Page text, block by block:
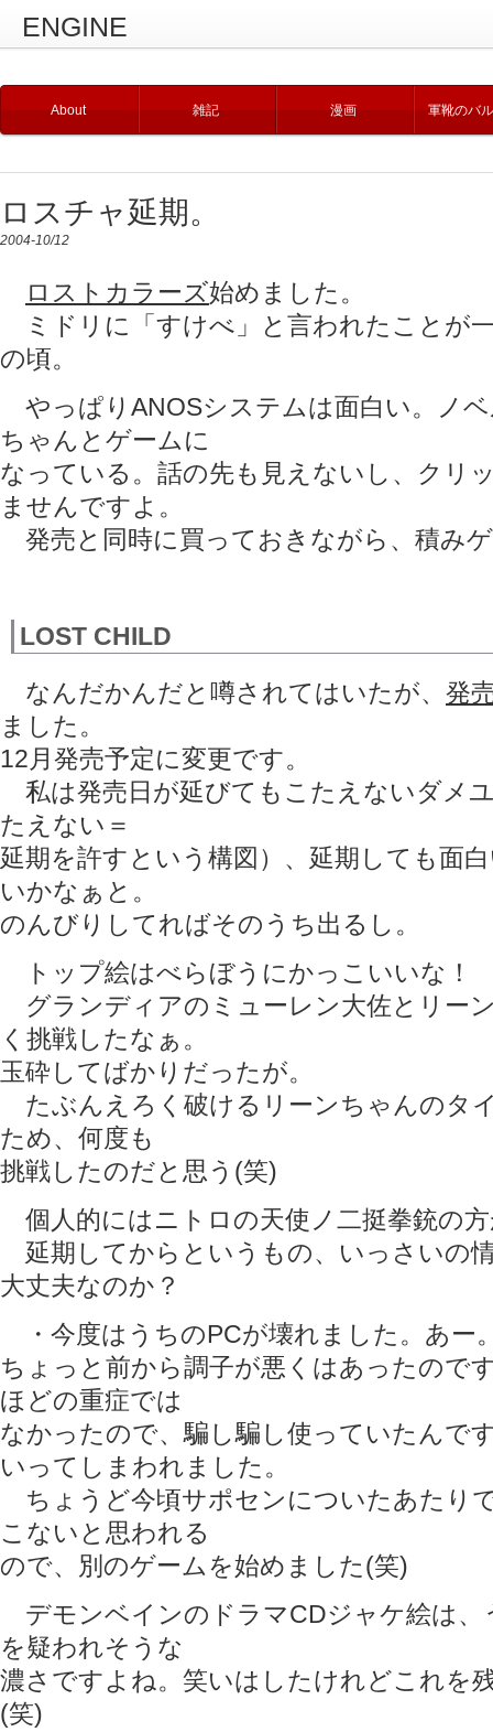
ENGINE
About 雑記 漫画 軍靴のバ
ロスチャ延期。
2004-10/12
ロストカラーズ始めました。
ミドリに「すけべ」と言われたことが
の頃。
やっぱりANOSシステムは面白い。ノ
ちゃんとゲームに
なっている。話の先も見えないし、クリ
ませんですよ。
発売と同時に買っておきながら、積み
LOST CHILD
なんだかんだと噂されてはいたが、 発
ました。
12月発売予定に変更です。
私は発売日が延びてもこたえないダメ
たえない＝
延期を許すという構図）、延期しても面
いかなぁと。
のんびりしてればそのうち出るし。
トップ絵はべらぼうにかっこいいな！
グランディアのミューレン大佐とリー
く挑戦したなぁ。
玉砕してばかりだったが。
たぶんえろく破けるリーンちゃんのタ
ため、何度も
挑戦したのだと思う(笑)
個人的にはニトロの天使ノ二挺拳銃の
延期してからというもの、いっさいの
大丈夫なのか？
・今度はうちのPCが壊れました。あー
ちょっと前から調子が悪くはあったので
ほどの重症では
なかったので、騙し騙し使っていたんで
いってしまわれました。
ちょうど今頃サポセンについたあたり
こないと思われる
ので、別のゲームを始めました(笑)
デモンベインのドラマCDジャケ絵は、
を疑われそうな
濃さですよね。笑いはしたけれどこれを
(笑)